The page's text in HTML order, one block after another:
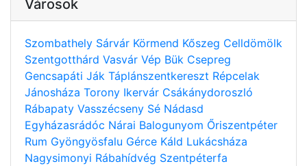
Városok
Szombathely Sárvár Körmend Kőszeg Celldömölk
Szentgotthárd Vasvár Vép Bük Csepreg
Gencsapáti Ják Táplánszentkereszt Répcelak
Jánosháza Torony Ikervár Csákánydoroszló
Rábapaty Vasszécseny Sé Nádasd
Egyházasrádóc Nárai Balogunyom Őriszentpéter
Rum Gyöngyösfalu Gérce Káld Lukácsháza
Nagysimonyi Rábahídvég Szentpéterfa